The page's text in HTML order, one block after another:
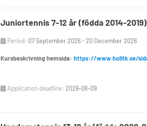
Juniortennis 7-12 år (födda 2014-
Period: 07 September 2026 - 20 December 2026
Kursbeskrivning hemsida: https://www.holltk.se/
Application deadline: 2026-08-09